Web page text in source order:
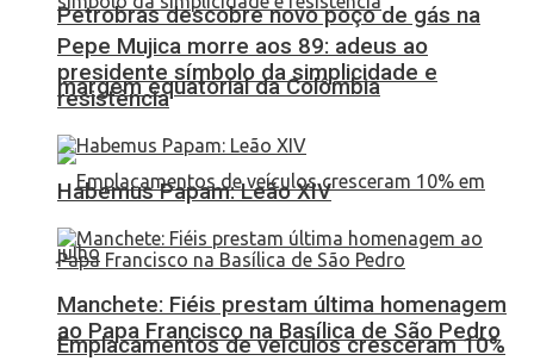
Petrobras descobre novo poço de gás na
margem equatorial da Colômbia
Emplacamentos de veículos cresceram 10%
Pepe Mujica morre aos 89: adeus ao
presidente símbolo da simplicidade e
resistência
Habemus Papam: Leão XIV
Manchete: Fiéis prestam última homenagem
ao Papa Francisco na Basílica de São Pedro